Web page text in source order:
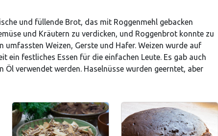
und füllende Brot, das mit Roggenmehl gebacken
und Kräutern zu verdicken, und Roggenbrot konnte zu
umfassten Weizen, Gerste und Hafer. Weizen wurde auf
festliches Essen für die einfachen Leute. Es gab auch
verwendet werden. Haselnüsse wurden geerntet, aber